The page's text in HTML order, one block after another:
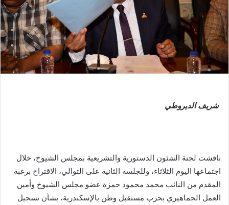
شريف الديروطي
ناقشت لجنة الشئون الدستورية والتشريعية بمجلس الشيوخ، خلال
اجتماعها اليوم الثلاثاء، وللجلسة الثانية على التوالي، الاقتراح برغبة
المقدم من النائب محمد محمود حمزة عضو مجلس الشيوخ وأمين
العمل الجماهيري بحزب مستقبل وطن بالإسكندرية، بشأن تسجيل